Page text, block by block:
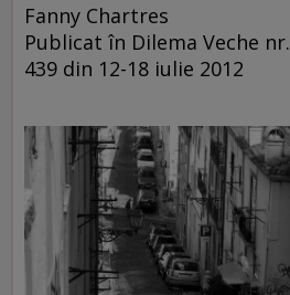
Fanny Chartres
Publicat în Dilema Veche nr.
439 din 12-18 iulie 2012